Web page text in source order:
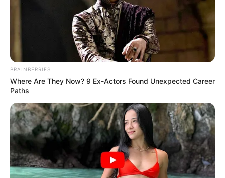
BRAINBERRIES
Where Are They Now? 9 Ex-Actors Found Unexpected Career
Paths